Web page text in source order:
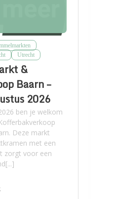
Utrecht
&
Baarn –
2026
ben je welkom
Deze markt
met een
zorgt voor een